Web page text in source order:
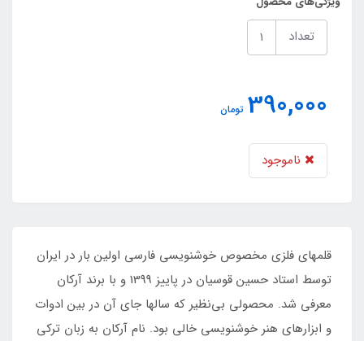
تعداد
390,000 تومان
ناموجود
قلمهای فلزی مخصوص خوشنویسی فارسی اولین بار در ایران
توسط استاد حسین قوسیان در پاییز 1399 و با برند آرکان
معرفی شد. محصولی بی‌نظیر که سالها جای آن در بین ادوات
و ابزارهای هنر خوشنویسی خالی بود. نام آرکان به زبان ترکی